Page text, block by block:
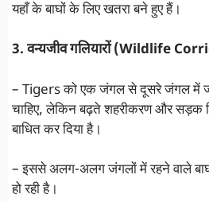
यहाँ के बाघों के लिए खतरा बने हुए हैं।
3. वन्यजीव गलियारों (Wildlife
– Tigers को एक जंगल से दूसरे जंगल में
चाहिए, लेकिन बढ़ते शहरीकरण और सड़क
बाधित कर दिया है।
– इससे अलग-अलग जंगलों में रहने वाले
हो रही है।